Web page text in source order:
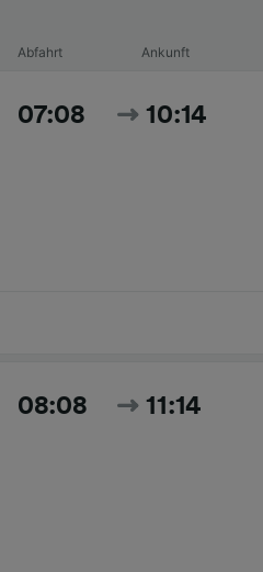
Abfahrt Ankunft
07:08 10:14
08:08 11:14